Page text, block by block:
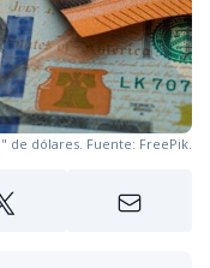
de dólares. Fuente: FreePik.